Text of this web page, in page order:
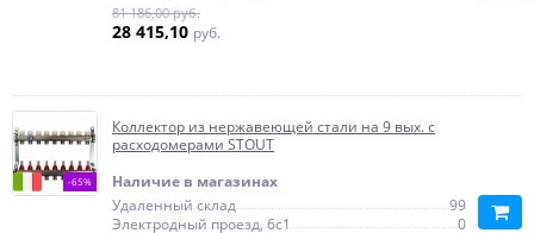
81 186,00 руб.
28 415,10 руб.
-65%
Коллектор из нержавеющей стали на 9 вых. с
расходомерами STOUT
Наличие в магазинах
Удаленный склад
99
Электродный проезд, 6с1
0